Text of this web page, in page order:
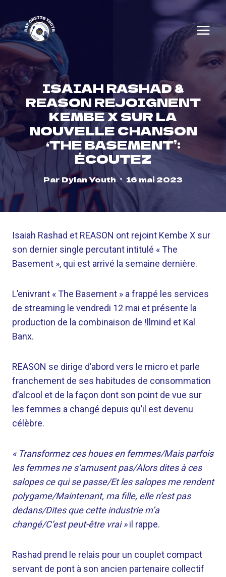
content
ISAIAH RASHAD &
REASON REJOIGNENT
KEMBE X SUR LA
NOUVELLE CHANSON
‘THE BASEMENT’:
ÉCOUTEZ
Par Dylan Youth 16 mai 2023
Isaiah Rashad et REASON ont rejoint Kembe X sur
son dernier single percutant intitulé « The
Basement », qui est arrivé la semaine dernière.
L’enivrant « The Basement » a frappé les services
de streaming le vendredi 12 mai et présente la
production de la combinaison de !llmind et Kal
Banx.
REASON se dirige d’abord vers le micro et parle
franchement de ses habitudes de consommation
d’alcool et de la façon dont son point de vue sur
les femmes a changé depuis qu’il est devenu
célèbre.
« Transformez ces houes en femmes/Mais parfois
les femmes ne s’amusent pas/Alors dites à ces
salopes ce qui se passe/Et les salopes me rendent
polygame/Maintenant, ma fille, elle n’est pas
dedans/Dites que cette industrie m’a
changé/C’est peut-être vrai »il rappe.
Rashad prend le relais pour un couplet compact
servant de pont à son ancien partenaire collectif